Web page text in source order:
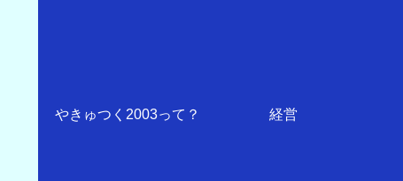
やきゅつく2003って？ 経営